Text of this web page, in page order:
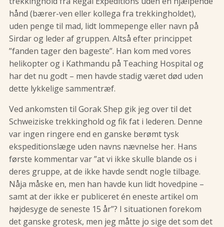
hånd (bærer-ven eller kollega fra trekkingholdet),
uden penge til mad, lidt lommepenge eller navn på
Sirdar og leder af gruppen. Altså efter princippet
”fanden tager den bageste”. Han kom med vores
helikopter og i Kathmandu på Teaching Hospital og
har det nu godt – men havde stadig været død uden
dette lykkelige sammentræf.
Ved ankomsten til Gorak Shep gik jeg over til det
Schweiziske trekkinghold og fik fat i lederen. Denne
var ingen ringere end en ganske berømt tysk
ekspeditionslæge uden navns nævnelse her. Hans
første kommentar var ”at vi ikke skulle blande os i
deres gruppe, at de ikke havde sendt nogle tilbage.
Nåja måske en, men han havde kun lidt hovedpine –
samt at der ikke er publiceret én eneste artikel om
højdesyge de seneste 15 år”? I situationen forekom
det ganske grotesk, men jeg måtte jo sige det som det